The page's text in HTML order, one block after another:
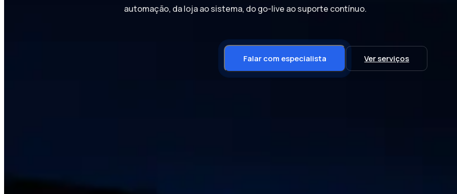
automação, da loja ao sistema, do go-live ao suporte contínuo.
Falar com especialista Ver serviços